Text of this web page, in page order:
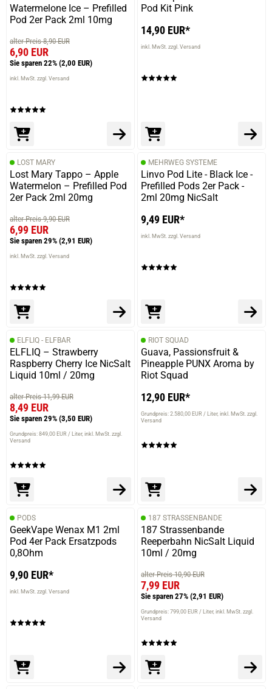
Watermelone Ice – Prefilled
Pod 2er Pack 2ml 10mg
alter Preis 8,90 EUR
6,90 EUR
Sie sparen 22% (2,00 EUR)
inkl. MwSt. zzgl. Versand
Pod Kit Pink
14,90 EUR*
inkl. MwSt. zzgl. Versand
LOST MARY
Lost Mary Tappo – Apple
Watermelon – Prefilled Pod
2er Pack 2ml 20mg
alter Preis 9,90 EUR
6,99 EUR
Sie sparen 29% (2,91 EUR)
inkl. MwSt. zzgl. Versand
MEHRWEG SYSTEME
Linvo Pod Lite - Black Ice -
Prefilled Pods 2er Pack -
2ml 20mg NicSalt
9,49 EUR*
inkl. MwSt. zzgl. Versand
ELFLIQ - ELFBAR
ELFLIQ – Strawberry
Raspberry Cherry Ice NicSalt
Liquid 10ml / 20mg
alter Preis 11,99 EUR
8,49 EUR
Sie sparen 29% (3,50 EUR)
Grundpreis: 849,00 EUR / Liter inkl. MwSt. zzgl.
Versand
RIOT SQUAD
Guava, Passionsfruit &
Pineapple PUNX Aroma by
Riot Squad
12,90 EUR*
Grundpreis: 2.580,00 EUR / Liter inkl. MwSt. zzgl.
Versand
PODS
GeekVape Wenax M1 2ml
Pod 4er Pack Ersatzpods
0,8Ohm
9,90 EUR*
inkl. MwSt. zzgl. Versand
187 STRASSENBANDE
187 Strassenbande
Reeperbahn NicSalt Liquid
10ml / 20mg
alter Preis 10,90 EUR
7,99 EUR
Sie sparen 27% (2,91 EUR)
Grundpreis: 799,00 EUR / Liter inkl. MwSt. zzgl.
Versand